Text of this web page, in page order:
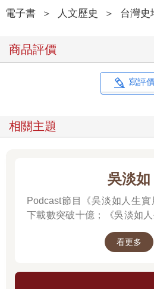
電子書 ＞ 人文歷史 ＞ 台灣史
商品評價
寫評
相關主題
吳淡如
Podcast節目《吳淡如人生
下載數突破十億；《吳淡如人
讀歷史中的權力運作與人性
看更多